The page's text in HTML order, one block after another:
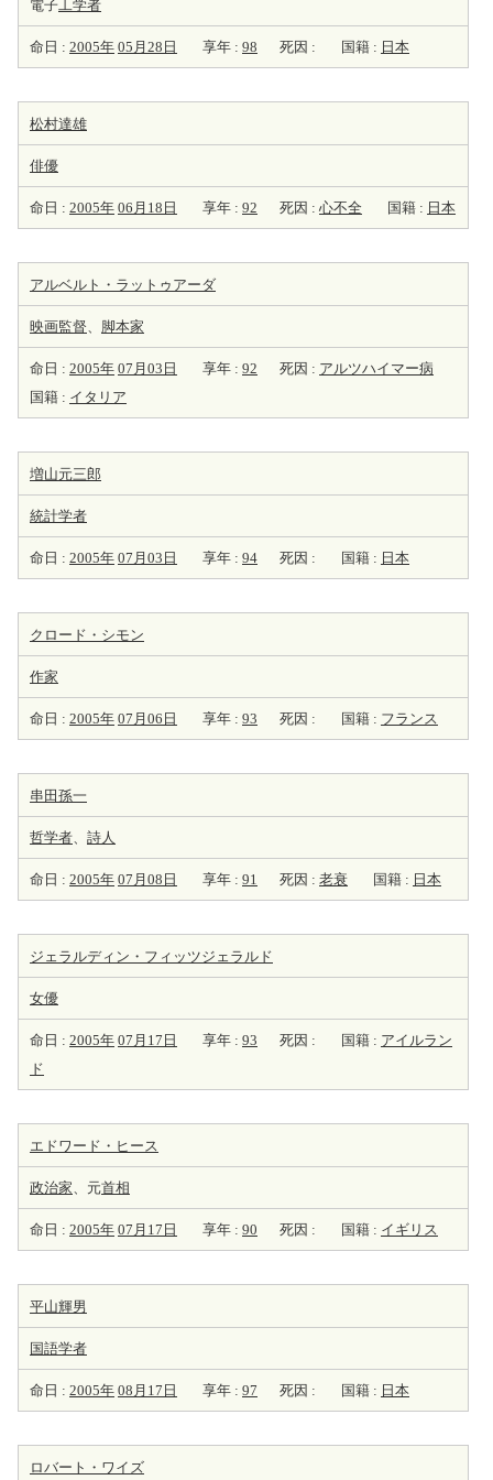
電子工学者
命日 : 2005年 05月28日 享年 : 98 死因 : 国籍 : 日本
松村達雄
俳優
命日 : 2005年 06月18日 享年 : 92 死因 : 心不全 国籍 : 日本
アルベルト・ラットゥアーダ
映画監督、 脚本家
命日 : 2005年 07月03日 享年 : 92 死因 : アルツハイマー病
国籍 : イタリア
増山元三郎
統計学者
命日 : 2005年 07月03日 享年 : 94 死因 : 国籍 : 日本
クロード・シモン
作家
命日 : 2005年 07月06日 享年 : 93 死因 : 国籍 : フランス
串田孫一
哲学者、 詩人
命日 : 2005年 07月08日 享年 : 91 死因 : 老衰 国籍 : 日本
ジェラルディン・フィッツジェラルド
女優
命日 : 2005年 07月17日 享年 : 93 死因 : 国籍 : アイルラン
ド
エドワード・ヒース
政治家、元首相
命日 : 2005年 07月17日 享年 : 90 死因 : 国籍 : イギリス
平山輝男
国語学者
命日 : 2005年 08月17日 享年 : 97 死因 : 国籍 : 日本
ロバート・ワイズ